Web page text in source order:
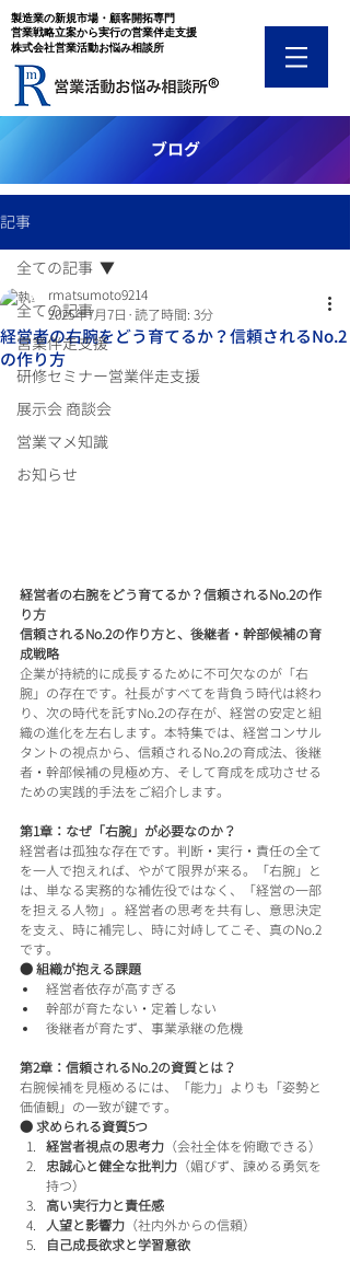
​製造業の新規市場・顧客開拓専門
​営業戦略立案から実行の営業伴走支援
​株式会社営業活動お悩み相談所
​ブログ
記事
全ての記事
営業伴走支援
研修セミナー営業伴走支援
展示会 商談会
営業マメ知識
お知らせ
全ての記事
経営者の右腕をどう育てるか？信頼されるNo.2
の作り方
rmatsumoto9214
2025年7月7日 読了時間: 3分
経営者の右腕をどう育てるか？信頼されるNo.2の作
り方
信頼されるNo.2の作り方と、後継者・幹部候補の育
成戦略
企業が持続的に成長するために不可欠なのが「右
腕」の存在です。社長がすべてを背負う時代は終わ
り、次の時代を託すNo.2の存在が、経営の安定と組
織の進化を左右します。本特集では、経営コンサル
タントの視点から、信頼されるNo.2の育成法、後継
者・幹部候補の見極め方、そして育成を成功させる
ための実践的手法をご紹介します。
第1章：なぜ「右腕」が必要なのか？
経営者は孤独な存在です。判断・実行・責任の全て
を一人で抱えれば、やがて限界が来る。「右腕」と
は、単なる実務的な補佐役ではなく、「経営の一部
を担える人物」。経営者の思考を共有し、意思決定
を支え、時に補完し、時に対峙してこそ、真のNo.2
です。
● 組織が抱える課題
経営者依存が高すぎる
幹部が育たない・定着しない
後継者が育たず、事業承継の危機
第2章：信頼されるNo.2の資質とは？
右腕候補を見極めるには、「能力」よりも「姿勢と
価値観」の一致が鍵です。
● 求められる資質5つ
経営者視点の思考力 （会社全体を俯瞰できる）
忠誠心と健全な批判力 （媚びず、諫める勇気を
持つ）
高い実行力と責任感
人望と影響力 （社内外からの信頼）
自己成長欲求と学習意欲